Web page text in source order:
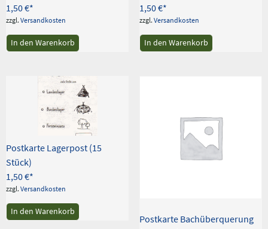
1,50€
zzgl. Versandkosten
In den Warenkorb
1,50€
zzgl. Versandkosten
In den Warenkorb
Postkarte Lagerpost (15
Stück)
1,50€
zzgl. Versandkosten
In den Warenkorb
Postkarte Bachüberquerung